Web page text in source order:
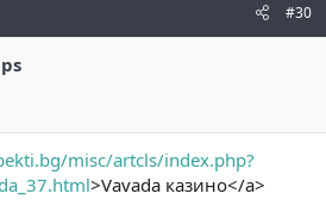
#30
misc/artcls/index.php?
>Vavada казино</a>